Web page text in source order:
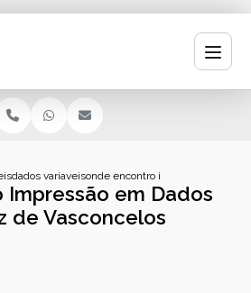
dados variaveis codigo de barras
onde encontro impressao em
Impressão em Dados
de Vasconcelos